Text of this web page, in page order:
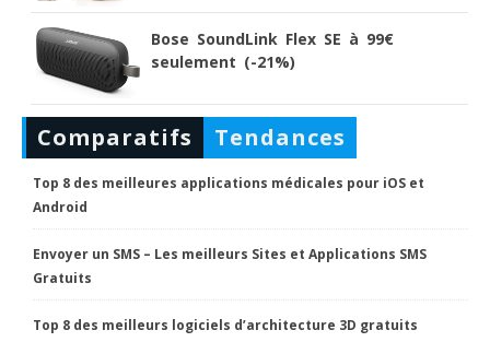
Bose SoundLink Flex SE à 99€
seulement (-21%)
Comparatifs Tendances
Top 8 des meilleures applications médicales pour iOS et
Android
Envoyer un SMS – Les meilleurs Sites et Applications SMS
Gratuits
Top 8 des meilleurs logiciels d’architecture 3D gratuits